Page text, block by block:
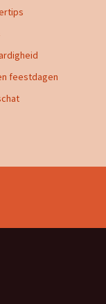
feestdagen